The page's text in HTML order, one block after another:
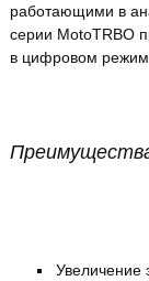
работающими в
серии MotoTRBO
в цифровом
Увеличение